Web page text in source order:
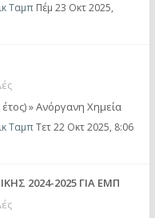
Ταμπ Πέμ 23 Οκτ 2025,
»Ανόργανη Χημεία
ΤαμπΤετ 22 Οκτ 2025, 8:06
2024-2025 ΓΙΑ ΕΜΠ